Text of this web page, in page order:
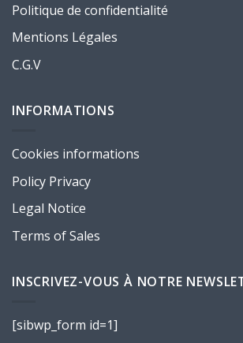
Politique de confidentialité
Mentions Légales
C.G.V
INFORMATIONS
Cookies informations
Policy Privacy
Legal Notice
Terms of Sales
INSCRIVEZ-VOUS À NOTRE
[sibwp_form id=1]